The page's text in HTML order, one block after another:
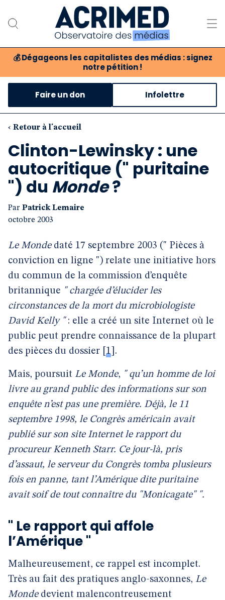
💰 Dégageons les capitalistes des médias : signez
notre pétition !
Notre association
Notre critique des médias
Nos propositions
Notre revue
Boutique
Faire un don Infolettre
‹ Retour à l'accueil
Clinton-Lewinsky : une
autocritique (" puritaine
") du Monde?
Par Patrick Lemaire
octobre 2003
Le Mondedaté 17 septembre 2003 (" Pièces à
conviction en ligne ") relate une initiative hors
du commun de la commission d’enquête
britannique " chargée d’élucider les
circonstances de la mort du microbiologiste
David Kelly ": elle a créé un site Internet où le
public peut prendre connaissance de la plupart
des pièces du dossier 1 .
Mais, poursuit Le Monde, " qu’un homme de loi
livre au grand public des informations sur son
enquête n’est pas une première. Déjà, le 11
septembre 1998, le Congrès américain avait
publié sur son site Internet le rapport du
procureur Kenneth Starr. Ce jour-là, pris
d’assaut, le serveur du Congrès tomba plusieurs
fois en panne, tant l’Amérique dite puritaine
avait soif de tout connaître du "Monicagate" ".
" Le rapport qui affole
l’Amérique "
Malheureusement, ce rappel est incomplet.
Très au fait des pratiques anglo-saxonnes, Le
Mondedevient malencontreusement